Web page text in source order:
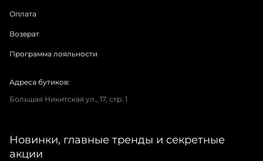
Оплата
Возврат
Программа лояльности
Адреса бутиков:
Большая Никитская ул., 17, стр. 1
Новинки, главные тренды и секретные
акции